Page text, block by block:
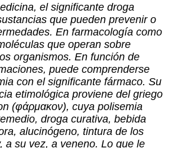
el significante droga
que pueden prevenir o
En farmacología como
que operan sobre
organismos. En función de
puede comprenderse
con el significante fármaco. Su
etimológica proviene del griego
(φάρμακον), cuya polisemia
droga curativa, bebida
alucinógeno, tintura de los
a su vez, a veneno. Lo que le